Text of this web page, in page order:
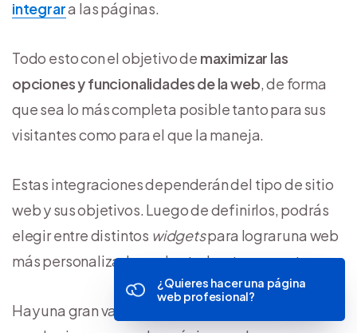
integrara las páginas.
Todo esto con el objetivo de maximizar las
opciones y funcionalidades de la web, de forma
que sea lo más completa posible tanto para sus
visitantes como para el que la maneja.
Estas integraciones dependerán del tipo de sitio
web y sus objetivos. Luego de definirlos, podrás
elegir entre distintos widgetspara lograr una web
más personalizada y adaptada a tu proyecto.
Hay una gran variedad de herramientas que
¿Quieres hacer una página
web profesional?